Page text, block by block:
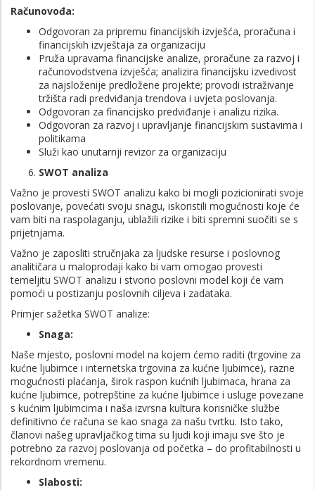
Računovođa:
Odgovoran za pripremu financijskih izvješća, proračuna i
financijskih izvještaja za organizaciju
Pruža upravama financijske analize, proračune za razvoj i
računovodstvena izvješća; analizira financijsku izvedivost
za najsloženije predložene projekte; provodi istraživanje
tržišta radi predviđanja trendova i uvjeta poslovanja.
Odgovoran za financijsko predviđanje i analizu rizika.
Odgovoran za razvoj i upravljanje financijskim sustavima i
politikama
Služi kao unutarnji revizor za organizaciju
SWOT analiza
Važno je provesti SWOT analizu kako bi mogli pozicionirati svoje
poslovanje, povećati svoju snagu, iskoristili mogućnosti koje će
vam biti na raspolaganju, ublažili rizike i biti spremni suočiti se s
prijetnjama.
Važno je zaposliti stručnjaka za ljudske resurse i poslovnog
analitičara u maloprodaji kako bi vam omogao provesti
temeljitu SWOT analizu i stvorio poslovni model koji će vam
pomoći u postizanju poslovnih ciljeva i zadataka.
Primjer sažetka SWOT analize:
Snaga:
Naše mjesto, poslovni model na kojem ćemo raditi (trgovine za
kućne ljubimce i internetska trgovina za kućne ljubimce), razne
mogućnosti plaćanja, širok raspon kućnih ljubimaca, hrana za
kućne ljubimce, potrepštine za kućne ljubimce i usluge povezane
s kućnim ljubimcima i naša izvrsna kultura korisničke službe
definitivno će računa se kao snaga za našu tvrtku. Isto tako,
članovi našeg upravljačkog tima su ljudi koji imaju sve što je
potrebno za razvoj poslovanja od početka – do profitabilnosti u
rekordnom vremenu.
Slabosti: